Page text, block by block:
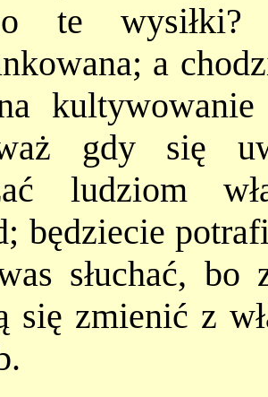
te wysiłki?
a
gdy się
ludziom
będziecie
słuchać, bo
się zmienić z